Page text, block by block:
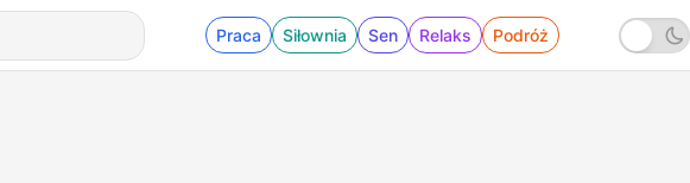
Praca Siłownia Sen Relaks Podróż